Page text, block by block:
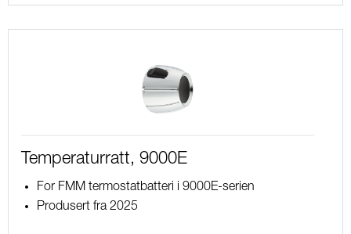
Temperaturratt, 9000E
For FMM termostatbatteri i 9000E-serien
Produsert fra 2025